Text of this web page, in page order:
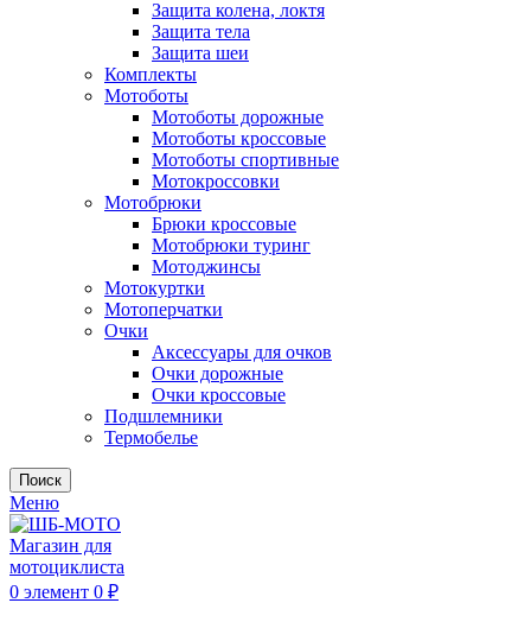
Защита колена, локтя
Защита тела
Защита шеи
Комплекты
Мотоботы
Мотоботы дорожные
Мотоботы кроссовые
Мотоботы спортивные
Мотокроссовки
Мотобрюки
Брюки кроссовые
Мотобрюки туринг
Мотоджинсы
Мотокуртки
Мотоперчатки
Очки
Аксессуары для очков
Очки дорожные
Очки кроссовые
Подшлемники
Термобелье
Поиск
Меню
0 элемент 0 ₽